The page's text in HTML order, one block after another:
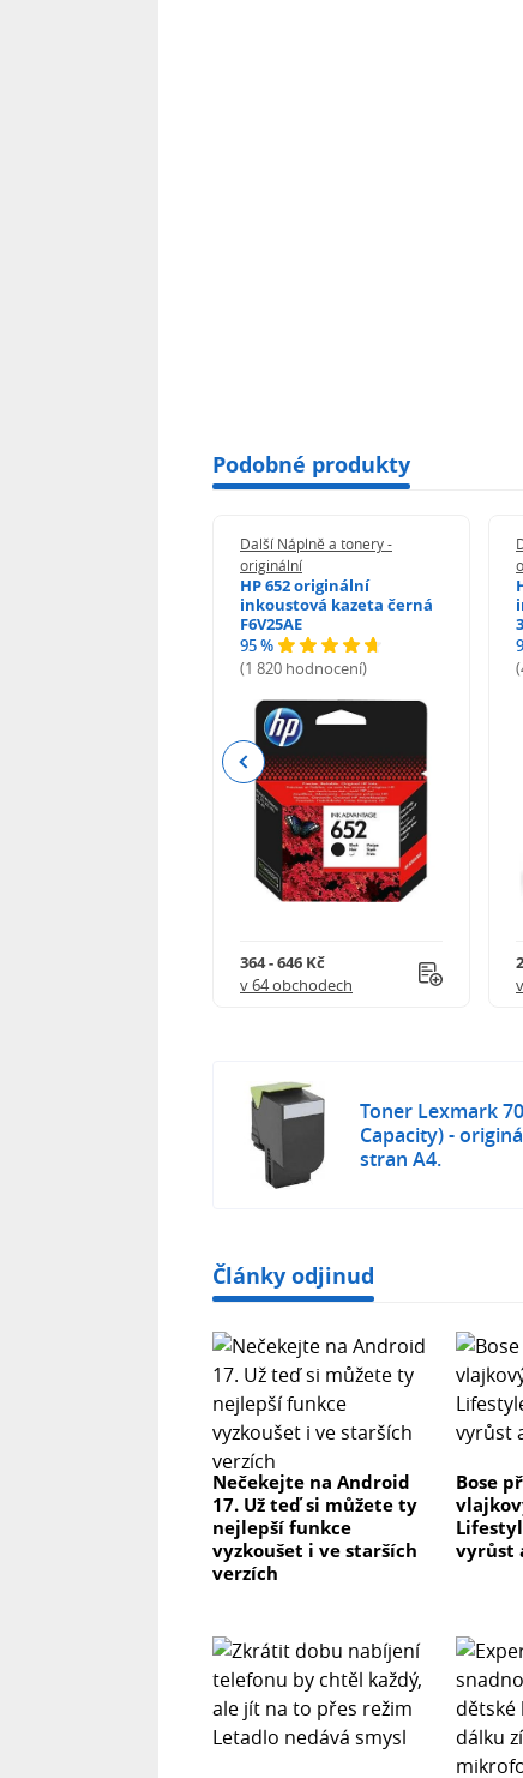
Podobné produkty
Další Náplně a tonery -
originální
HP 652 originální
inkoustová kazeta černá
F6V25AE
95 %
(1 820 hodnocení)
364 - 646 Kč
v 64 obchodech
Previous
Toner Lexmark
Capacity) -
stran A4.
Články odjinud
Nečekejte na Android
17. Už teď si můžete ty
nejlepší funkce
vyzkoušet i ve starších
verzích
Bose
vyrůst